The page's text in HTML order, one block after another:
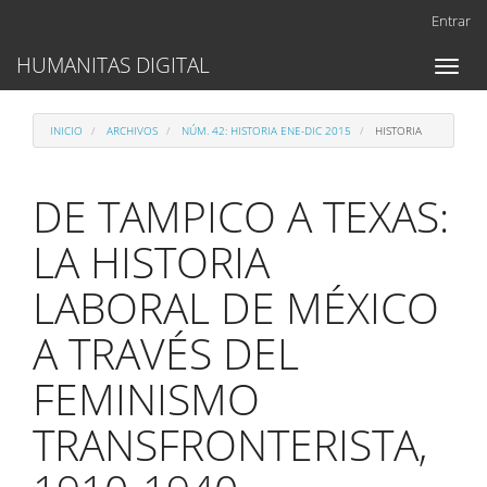
Contenido
principal
lateral
Entrar
Toggle
HUMANITAS DIGITAL
INICIO ARCHIVOS NÚM. 42: HISTORIA ENE-DIC 2015 HISTORIA
DE TAMPICO A TEXAS:
LA HISTORIA
LABORAL DE MÉXICO
A TRAVÉS DEL
FEMINISMO
TRANSFRONTERISTA,